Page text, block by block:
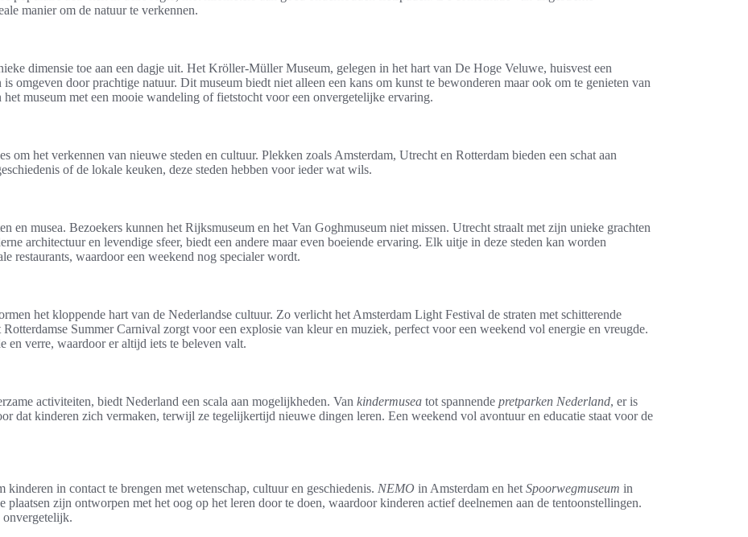
manier om de natuur te verkennen.
dimensie toe aan een dagje uit. Het Kröller-Müller Museum, gelegen in het hart van De Hoge Veluwe, huisvest een
omgeven door prachtige natuur. Dit museum biedt niet alleen een kans om kunst te bewonderen maar ook om te genieten van
museum met een mooie wandeling of fietstocht voor een onvergetelijke ervaring.
om het verkennen van nieuwe steden en cultuur. Plekken zoals Amsterdam, Utrecht en Rotterdam bieden een schat aan
of de lokale keuken, deze steden hebben voor ieder wat wils.
en musea. Bezoekers kunnen het Rijksmuseum en het Van Goghmuseum niet missen. Utrecht straalt met zijn unieke grachten
architectuur en levendige sfeer, biedt een andere maar even boeiende ervaring. Elk uitje in deze steden kan worden
restaurants, waardoor een weekend nog specialer wordt.
het kloppende hart van de Nederlandse cultuur. Zo verlicht het Amsterdam Light Festival de straten met schitterende
Summer Carnival zorgt voor een explosie van kleur en muziek, perfect voor een weekend vol energie en vreugde.
en verre, waardoor er altijd iets te beleven valt.
activiteiten, biedt Nederland een scala aan mogelijkheden. Van kindermusea tot spannende pretparken Nederland, er is
dat kinderen zich vermaken, terwijl ze tegelijkertijd nieuwe dingen leren. Een weekend vol avontuur en educatie staat voor de
in contact te brengen met wetenschap, cultuur en geschiedenis. NEMO in Amsterdam en het Spoorwegmuseum in
zijn ontworpen met het oog op het leren door te doen, waardoor kinderen actief deelnemen aan de tentoonstellingen.
onvergetelijk.